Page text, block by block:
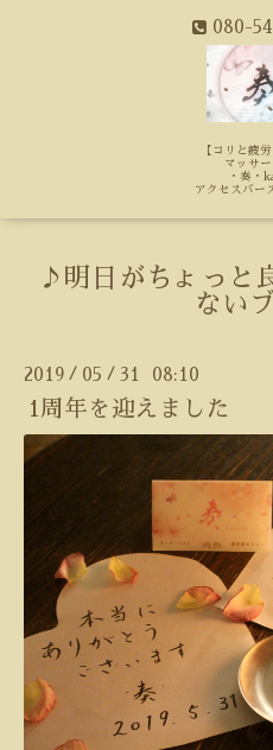
080-
【コリと疲
マッサ
・奏・
アクセスバー
♪明日がちょっと
ない
2019 / 05 / 31 08:10
1周年を迎えました